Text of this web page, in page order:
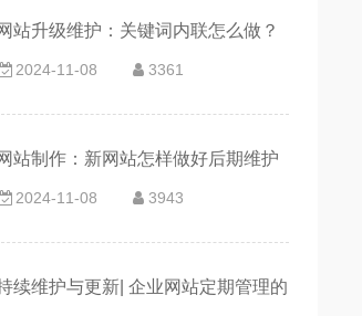
站升级维护：关键词内联怎么做？
2024-11-08 3361
站制作：新网站怎样做好后期维护
2024-11-08 3943
续维护与更新| 企业网站定期管理的